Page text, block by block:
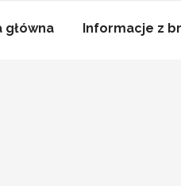
główna Informacje z